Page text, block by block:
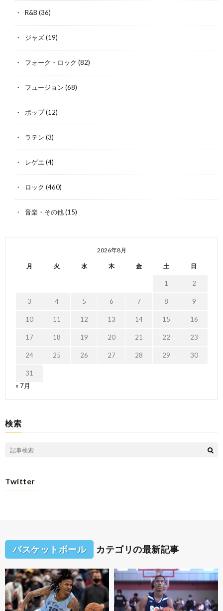
R&B (36)
ジャズ(19)
フォーク・ロック (82)
フュージョン (68)
ポップ(12)
ラテン (3)
レゲエ (4)
ロック (460)
音楽・その他(15)
2026年8月
月 火 水 木 金 土 日
1 2
3 4 5 6 7 8 9
10 11 12 13 14 15 16
17 18 19 20 21 22 23
24 25 26 27 28 29 30
31
« 7月
検索
Twitter
バスケットボール カテゴリの最新記事